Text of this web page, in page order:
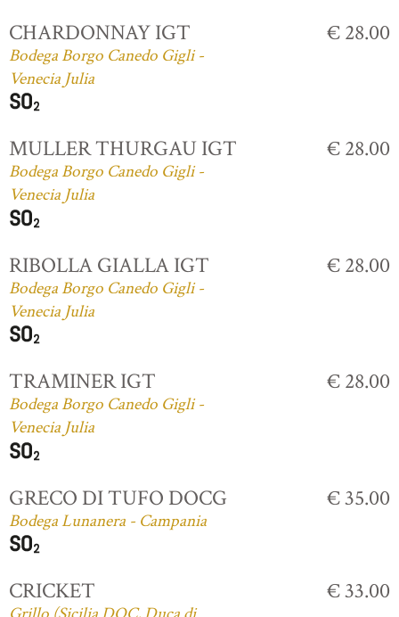
CHARDONNAY IGT
Bodega Borgo Canedo Gigli -
Venecia Julia
€ 28.00
MULLER THURGAU IGT
Bodega Borgo Canedo Gigli -
Venecia Julia
€ 28.00
RIBOLLA GIALLA IGT
Bodega Borgo Canedo Gigli -
Venecia Julia
€ 28.00
TRAMINER IGT
Bodega Borgo Canedo Gigli -
Venecia Julia
€ 28.00
GRECO DI TUFO DOCG
Bodega Lunanera - Campania
€ 35.00
CRICKET € 33.00